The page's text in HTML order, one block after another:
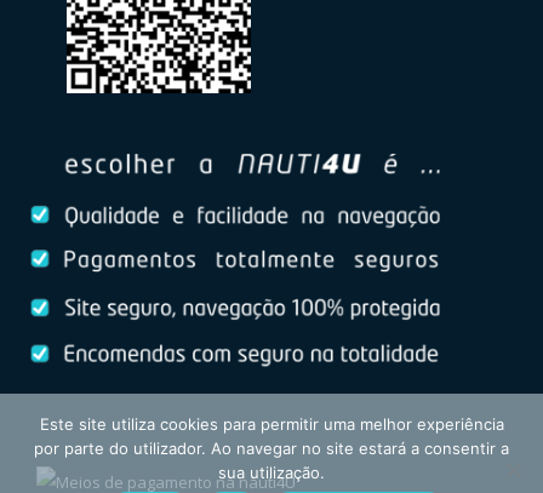
Este site utiliza cookies para permitir uma melhor experiência
por parte do utilizador. Ao navegar no site estará a consentir a
sua utilização.